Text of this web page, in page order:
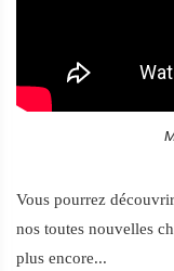
Vous pourrez
nos toutes nouvelles
plus encore...